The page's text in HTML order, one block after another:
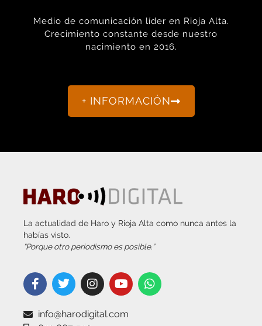
Medio de comunicación líder en Rioja Alta.
Crecimiento constante desde nuestro
nacimiento en 2016.
+ INFORMACIÓN
La actualidad de Haro y Rioja Alta como nunca antes la
habías visto.
“Porque otro periodismo es posible.”
info@harodigital.com